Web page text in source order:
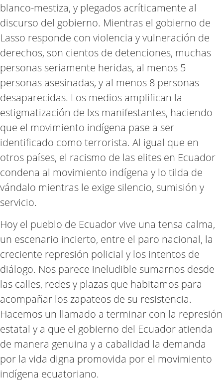
blanco-mestiza, y plegados acríticamente al
discurso del gobierno. Mientras el gobierno de
Lasso responde con violencia y vulneración de
derechos, son cientos de detenciones, muchas
personas seriamente heridas, al menos 5
personas asesinadas, y al menos 8 personas
desaparecidas. Los medios amplifican la
estigmatización de lxs manifestantes, haciendo
que el movimiento indígena pase a ser
identificado como terrorista. Al igual que en
otros países, el racismo de las elites en Ecuador
condena al movimiento indígena y lo tilda de
vándalo mientras le exige silencio, sumisión y
servicio.
Hoy el pueblo de Ecuador vive una tensa calma,
un escenario incierto, entre el paro nacional, la
creciente represión policial y los intentos de
diálogo. Nos parece ineludible sumarnos desde
las calles, redes y plazas que habitamos para
acompañar los zapateos de su resistencia.
Hacemos un llamado a terminar con la represión
estatal y a que el gobierno del Ecuador atienda
de manera genuina y a cabalidad la demanda
por la vida digna promovida por el movimiento
indígena ecuatoriano.